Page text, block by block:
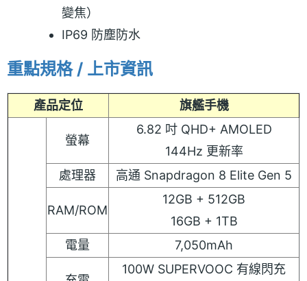
變焦）
IP69 防塵防水
重點規格 / 上市資訊
產品定位 旗艦手機
螢幕
6.82 吋 QHD+ AMOLED
144Hz 更新率
處理器
高通 Snapdragon 8 Elite Gen 5
RAM/ROM
12GB + 512GB
16GB + 1TB
電量
7,050mAh
100W SUPERVOOC 有線閃充